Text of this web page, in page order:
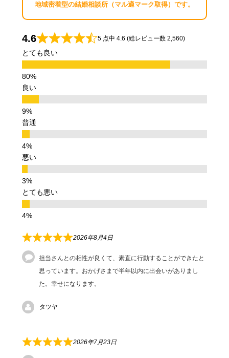
地域密着型の結婚相談所（マル適マーク取得）です。
4.6 5 点中 4.6 (総レビュー数 2,560)
とても良い
良い
普通
悪い
とても悪い
2026年8月4日
担当さんとの相性が良くて、素直に行動することができたと
思っています。おかげさまで半年以内に出会いがありまし
た。幸せになります。
タツヤ
2026年7月23日